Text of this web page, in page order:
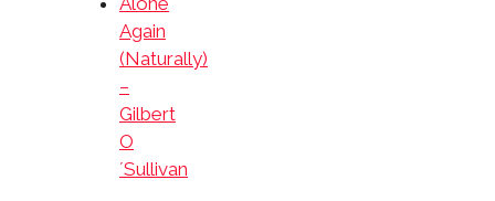
Again
(Naturally)
–
Gilbert
O
´Sullivan